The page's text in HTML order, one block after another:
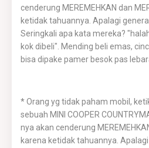
cenderung MEREMEHKAN dan
ketidak tahuannya. Apalagi
Seringkali apa kata mereka?
kok dibeli". Mending beli emas,
bisa dipake pamer besok pas
* Orang yg tidak paham mobil,
sebuah MINI COOPER
nya akan cenderung
karena ketidak tahuannya.